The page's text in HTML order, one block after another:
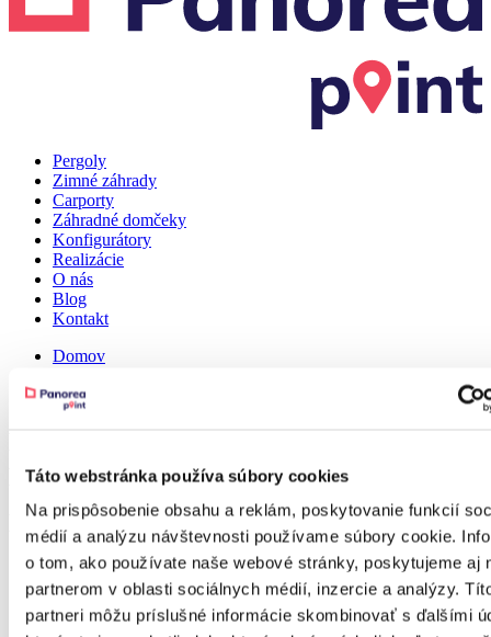
Táto webstránka používa súbory cookies
Na prispôsobenie obsahu a reklám, poskytovanie funkcií
médií a analýzu návštevnosti používame súbory cookie.
o tom, ako používate naše webové stránky, poskytujeme aj
partnerom v oblasti sociálnych médií, inzercie a analýzy.
partneri môžu príslušné informácie skombinovať s ďalšími
Pergoly
Zimné záhrady
Carporty
Záhradné domčeky
Konfigurátory
Realizácie
O nás
Blog
Kontakt
Domov
PANOLEX Hliníková pergola s polykarbonátom / Nitra
polykarbonátom / Nitra
Detail